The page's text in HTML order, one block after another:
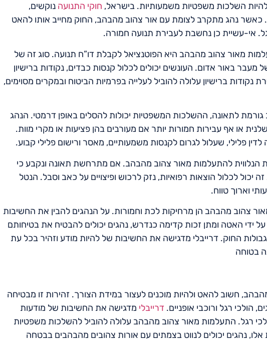
השלכות משפטיות משמעותיות. בישראל, חוקי התנועה נוקשים,
כאשר נהג מתקרב לצומת עם אור צהוב מהבהב, החוק מחייב אותו להאט
אי-עשיית כן נחשבת לעבירת תנועה חמורה.
מאור צהוב מהבהב היא הפוטנציאל לקבלת דו”ח תנועה. סוג זה של
באור אדום. העונשים יכולים לכלול קנסות כבדים, נקודות ברישיון
ברישיון עלולה להוביל לעלייה בפרמיות הביטוח ובמקרים מסוימים,
לתאונה, ההשלכות המשפטיות יכולות להסלים באופן דרמטי. הנהג
או אף עבירות חמורות יותר אם מעורבים בהן פציעות או מקרי מוות.
פלילי, שעלול לגרום לקנסות משמעותיים, מאסר ורישום פלילי קבוע.
להתעלמות מאור צהוב מהבהב. אם מתרחשת תאונה ונקבע כי
יכול לכלול הוצאות רפואיות, נזק לרכוש ופיצויים על כאב וסבל. הנטל
וארוך טווח.
צהוב מהבהב הן מרחיקות לכת וחמורות. על הנהגים להבין את החשיבות
ידי האטה ומתן זכות קדימה כנדרש, נהגים יכולים להבטיח את בטיחותם
החוק. דרייבלי מדגישה את החשיבות של להיות מודע וזהיר בכל עת
בטוחה
חשוב להאט ולהיות מוכנים לעצור במידת הצורך. זהירות זו מבטיחה
רגל ורוכבי אופניים. דרייבלי מדגישה את החשיבות של מודעות
רגל. התעלמות מאור צהוב מהבהב עלולה להוביל להשלכות משפטיות
אלו, נהגים יכולים לנווט בצמתים עם אורות צהובים מהבהבים בבטחה